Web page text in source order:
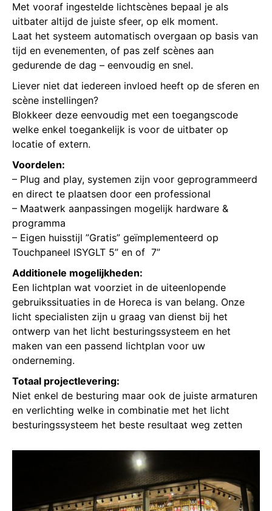
Met vooraf ingestelde lichtscènes bepaal je als
uitbater altijd de juiste sfeer, op elk moment.
Laat het systeem automatisch overgaan op basis van
tijd en evenementen, of pas zelf scènes aan
gedurende de dag – eenvoudig en snel.
Liever niet dat iedereen invloed heeft op de sferen en
scène instellingen?
Blokkeer deze eenvoudig met een toegangscode
welke enkel toegankelijk is voor de uitbater op
locatie of extern.
Voordelen:
– Plug and play, systemen zijn voor geprogrammeerd
en direct te plaatsen door een professional
– Maatwerk aanpassingen mogelijk hardware &
programma
– Eigen huisstijl ”Gratis” geïmplementeerd op
Touchpaneel ISYGLT 5” en of 7”
Additionele mogelijkheden:
Een lichtplan wat voorziet in de uiteenlopende
gebruikssituaties in de Horeca is van belang. Onze
licht specialisten zijn u graag van dienst bij het
ontwerp van het licht besturingssysteem en het
maken van een passend lichtplan voor uw
onderneming.
Totaal projectlevering:
Niet enkel de besturing maar ook de juiste armaturen
en verlichting welke in combinatie met het licht
besturingssysteem het beste resultaat weg zetten